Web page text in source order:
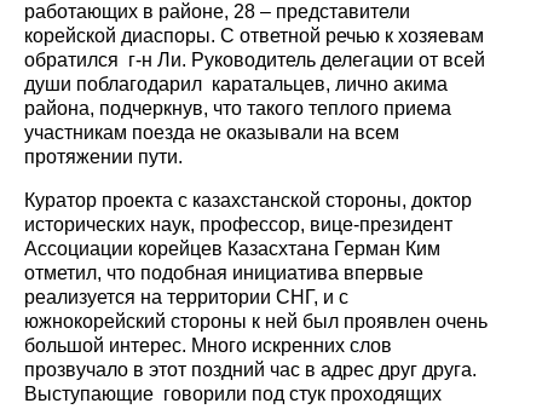
работающих в районе, 28 – представители
корейской диаспоры. С ответной речью к хозяевам
обратился г-н Ли. Руководитель делегации от всей
души поблагодарил каратальцев, лично акима
района, подчеркнув, что такого теплого приема
участникам поезда не оказывали на всем
протяжении пути.
Куратор проекта с казахстанской стороны, доктор
исторических наук, профессор, вице-президент
Ассоциации корейцев Казасхтана Герман Ким
отметил, что подобная инициатива впервые
реализуется на территории СНГ, и с
южнокорейский стороны к ней был проявлен очень
большой интерес. Много искренних слов
прозвучало в этот поздний час в адрес друг друга.
Выступающие говорили под стук проходящих